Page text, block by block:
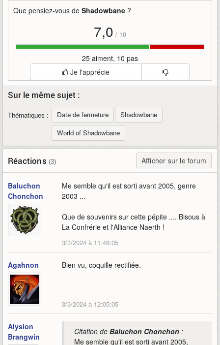
Que pensiez-vous de Shadowbane ?
7,0 / 10
25 aiment, 10 pas
Je l'apprécie
Sur le même sujet :
Thématiques : Date de fermeture
Shadowbane
World of Shadowbane
Réactions (3) Afficher sur le forum
Baluchon
Chonchon
Me semble qu'il est sorti avant 2005, genre
2003 ...
Que de souvenirs sur cette pépite .... Bisous à
La Confrérie et l'Alliance Naerth !
3/3/2024 à 11:48:05
Agahnon Bien vu, coquille rectifiée.
3/3/2024 à 12:05:05
Alysion
Brangwin
Citation de Baluchon Chonchon :
Me semble qu'il est sorti avant 2005,